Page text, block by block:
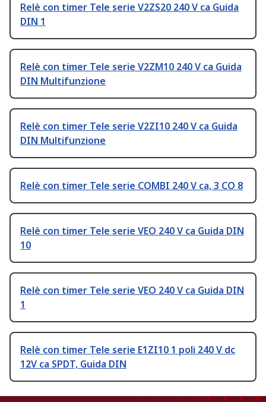
Relè con timer Tele serie V2ZS20 240 V ca Guida
DIN 1
Relè con timer Tele serie V2ZM10 240 V ca Guida
DIN Multifunzione
Relè con timer Tele serie V2ZI10 240 V ca Guida
DIN Multifunzione
Relè con timer Tele serie COMBI 240 V ca, 3 CO 8
Relè con timer Tele serie VEO 240 V ca Guida DIN
10
Relè con timer Tele serie VEO 240 V ca Guida DIN
1
Relè con timer Tele serie E1ZI10 1 poli 240 V dc
12V ca SPDT, Guida DIN